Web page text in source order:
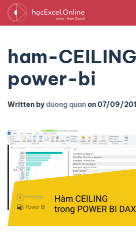
ham-
power-bi
Written byduong quanon07/09/